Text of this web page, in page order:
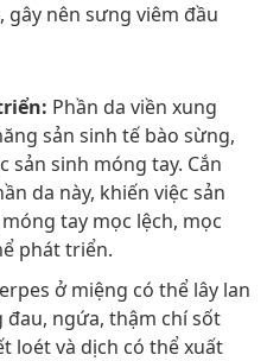
gây nên sưng viêm đầu
Phần da viền xung
sản sinh tế bào sừng,
sản sinh móng tay. Cắn
da này, khiến việc sản
tay mọc lệch, mọc
phát triển.
ở miệng có thể lây lan
ngứa, thậm chí sốt
loét và dịch có thể xuất